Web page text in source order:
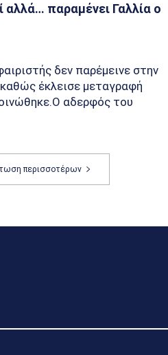
παραμένει Γαλλία ο
δεν παρέμεινε στην
έκλεισε μεταγραφή
αδερφός του
περισσοτέρων